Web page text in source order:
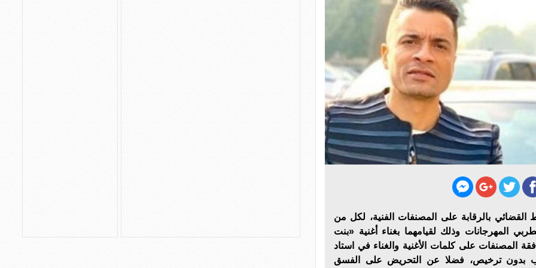
القضائي بالرقابة على المصنفات الفنية، لكل من
المهرجانات وذلك لقيامهما بغناء أغنية «بنت
المصنفات على كلمات الأغنية والغناء في استاد
بدون ترخيص، فضلا عن التحريض على الفسق